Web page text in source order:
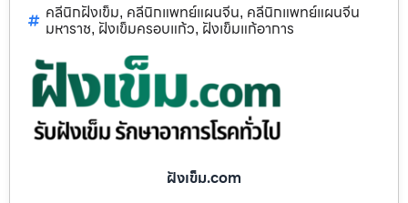
คลีนิกฝังเข็ม, คลีนิกแพทย์แผนจีน, คลีนิกแพทย์แผนจีน
มหาราช, ฝังเข็มครอบแก้ว, ฝังเข็มแก้อาการ
ฝังเข็ม.com